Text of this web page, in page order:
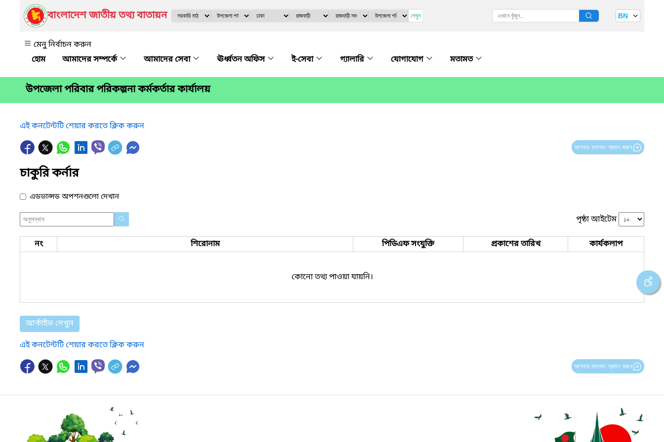
বাংলাদেশ জাতীয় তথ্য বাতায়ন দেখুন BN
মেনু নির্বাচন করুন
আমাদের সম্পর্কে
আমাদের সেবা ঊর্ধ্বতন অফিস ই-সেবা গ্যালারি যোগাযোগ মতামত
উপজেলা পরিবার পরিকল্পনা কর্মকর্তার কার্যালয়
এই কনটেন্টটি শেয়ার করতে ক্লিক করুন
আপনার মতামত প্রদান করুন
চাকুরি কর্নার
এডভান্সড অপশনগুলো দেখান
পৃষ্ঠা আইটেম
নং শিরোনাম পিডিএফ সংযুক্তি প্রকাশের তারিখ কার্যকলাপ
কোনো তথ্য পাওয়া যায়নি।
আর্কাইভ দেখুন
এই কনটেন্টটি শেয়ার করতে ক্লিক করুন
আপনার মতামত প্রদান করুন